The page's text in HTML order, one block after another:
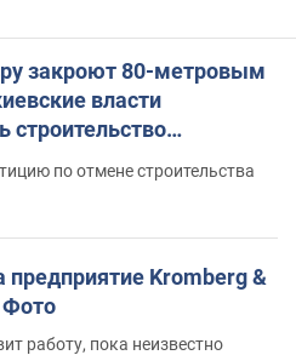
закроют 80-метровым
власти
строительство
по отмене строительства
Kromberg &
работу, пока неизвестно